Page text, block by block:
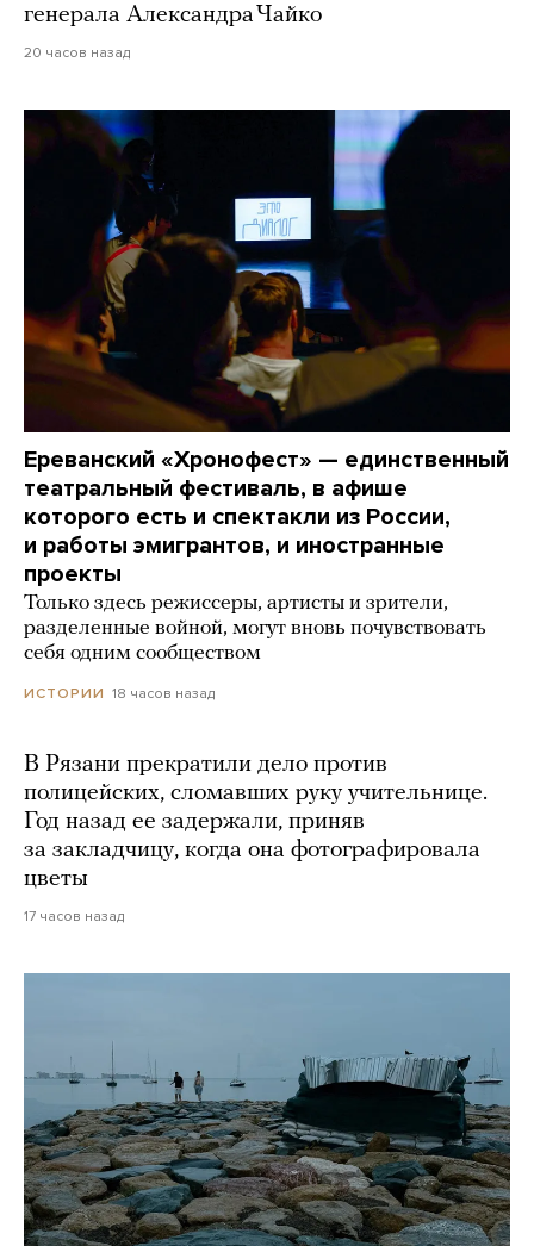
генерала Александра Чайко
20 часов назад
Ереванский «Хронофест» — единственный
театральный фестиваль, в афише
которого есть и спектакли из России,
и работы эмигрантов, и иностранные
проекты
Только здесь режиссеры, артисты и зрители,
разделенные войной, могут вновь почувствовать
себя одним сообществом
ИСТОРИИ 18 часов назад
В Рязани прекратили дело против
полицейских, сломавших руку учительнице.
Год назад ее задержали, приняв
за закладчицу, когда она фотографировала
цветы
17 часов назад